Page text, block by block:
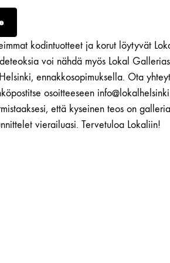
kodintuotteet ja korut löytyvät
voi nähdä myös Lokal
ennakkosopimuksella. Ota
osoitteeseen
että kyseinen teos on
vierailuasi. Tervetuloa Lokaliin!